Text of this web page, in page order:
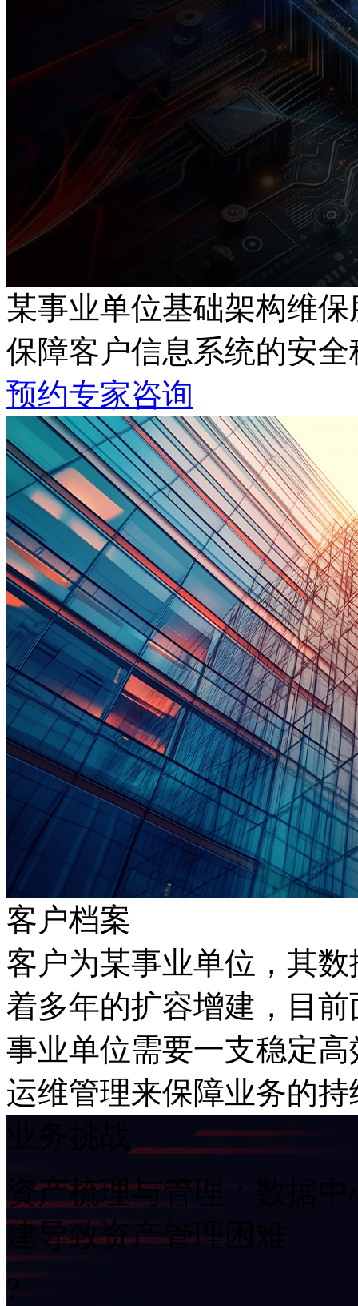
某事业单位基础架构维保
保障客户信息系统的安
预约专家咨询
客户档案
客户为某事业单位，其
着多年的扩容增建
事业单位需要一支稳定高效的
运维管理来保障业务的
资产梳理与管理：数据
建导致资产管理困难。
?